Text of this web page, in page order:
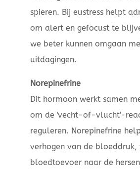
spieren. Bij eustress helpt
om alert en gefocust te
we beter kunnen omgaan
uitdagingen.
Norepinefrine
Dit hormoon werkt samen
om de 'vecht-of-vlucht'-
reguleren. Norepinefrine
verhogen van de bloeddruk,
bloedtoevoer naar de